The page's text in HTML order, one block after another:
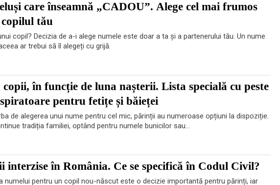
care înseamnă „CADOU”. Alege cel mai frumos
tău
copil? Decizia de a-i alege numele este doar a ta și a partenerului tău. Un nume
ar trebui să îl alegeți cu grijă.
în funcție de luna nașterii. Lista specială cu peste
pentru fetițe și băieței
de alegerea unui nume pentru cel mic, părinții au numeroase opțiuni la dispoziție.
tradiția familiei, optând pentru numele bunicilor sau...
interzise în România. Ce se specifică în Codul Civil?
numelui pentru un copil nou-născut este o decizie importantă pentru părinți, iar